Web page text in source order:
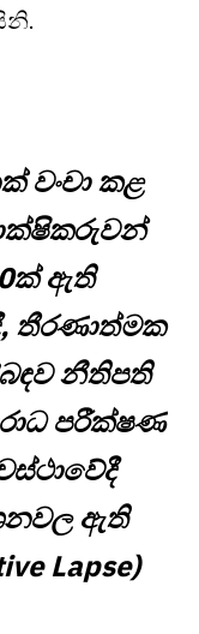
වංචා කළ
ඇති
තීරණාත්මක
නීතිපති
පරීක්ෂණ
ඇති
Lapse)